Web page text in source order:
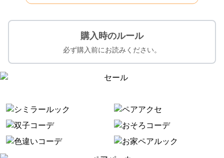
購入時のルール
必ず購入前にお読みください。